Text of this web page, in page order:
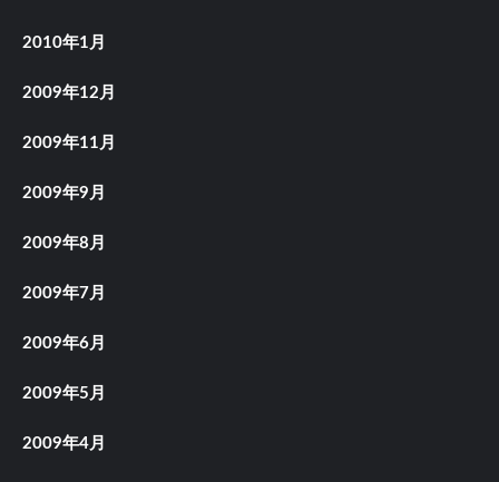
2010年1月
2009年12月
2009年11月
2009年9月
2009年8月
2009年7月
2009年6月
2009年5月
2009年4月